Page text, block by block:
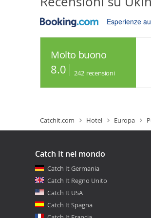
Esperienze
Molto buono
8.0 242 recensioni
Catchit.com Hotel Europa
Catch It nel mondo
Catch It Germania
Catch It Regno Unito
Catch It USA
Catch It Spagna